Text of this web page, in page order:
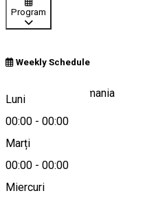
Program
Weekly Schedule
Luni
00:00 - 00:00
Marți
00:00 - 00:00
Miercuri
Balta Sarbilor, Romania
Hartă